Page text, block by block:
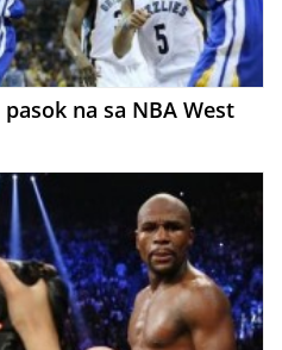
na sa NBA West